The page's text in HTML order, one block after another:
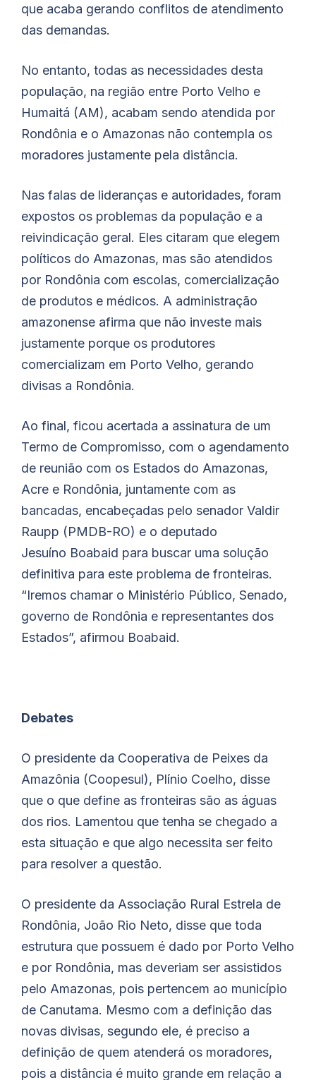
que acaba gerando conflitos de atendimento
das demandas.
No entanto, todas as necessidades desta
população, na região entre Porto Velho e
Humaitá (AM), acabam sendo atendida por
Rondônia e o Amazonas não contempla os
moradores justamente pela distância.
Nas falas de lideranças e autoridades, foram
expostos os problemas da população e a
reivindicação geral. Eles citaram que elegem
políticos do Amazonas, mas são atendidos
por Rondônia com escolas, comercialização
de produtos e médicos. A administração
amazonense afirma que não investe mais
justamente porque os produtores
comercializam em Porto Velho, gerando
divisas a Rondônia.
Ao final, ficou acertada a assinatura de um
Termo de Compromisso, com o agendamento
de reunião com os Estados do Amazonas,
Acre e Rondônia, juntamente com as
bancadas, encabeçadas pelo senador Valdir
Raupp (PMDB-RO) e o deputado
Jesuíno Boabaid para buscar uma solução
definitiva para este problema de fronteiras.
“Iremos chamar o Ministério Público, Senado,
governo de Rondônia e representantes dos
Estados”, afirmou Boabaid.
Debates
O presidente da Cooperativa de Peixes da
Amazônia (Coopesul), Plínio Coelho, disse
que o que define as fronteiras são as águas
dos rios. Lamentou que tenha se chegado a
esta situação e que algo necessita ser feito
para resolver a questão.
O presidente da Associação Rural Estrela de
Rondônia, João Rio Neto, disse que toda
estrutura que possuem é dado por Porto Velho
e por Rondônia, mas deveriam ser assistidos
pelo Amazonas, pois pertencem ao município
de Canutama. Mesmo com a definição das
novas divisas, segundo ele, é preciso a
definição de quem atenderá os moradores,
pois a distância é muito grande em relação a